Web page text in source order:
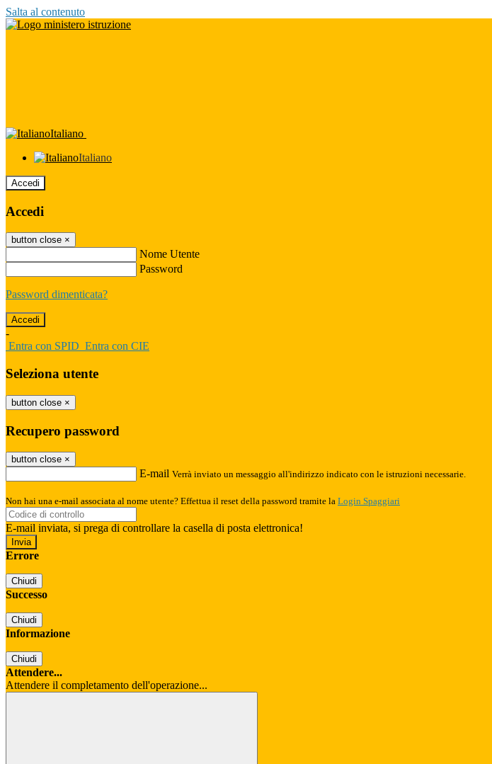
Salta al contenuto
Italiano
Italiano
Accedi
Accedi
button close ×
Nome Utente
Password
Password dimenticata?
-
Entra con SPID Entra con CIE
Seleziona utente
button close ×
Recupero password
button close ×
E-mail Verrà inviato un messaggio all'indirizzo indicato con le istruzioni necessarie.
Non hai una e-mail associata al nome utente? Effettua il reset della password tramite la Login Spaggiari
E-mail inviata, si prega di controllare la casella di posta elettronica!
Errore
Chiudi
Successo
Chiudi
Informazione
Chiudi
Attendere...
Attendere il completamento dell'operazione...